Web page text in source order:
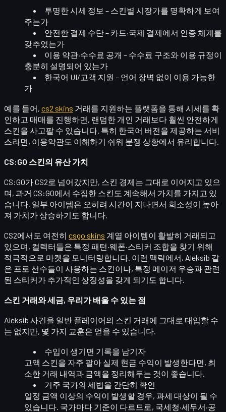
투명한 시세 정보 – 스킨별 시장가를 명확하게 보여
주는가
안전한 결제 수단– 카드·국제 결제에서 인증 체계를
갖추었는가
이용 약관·수수료 공개 – 수수료 구조와 이용 규정이
충분히 설명되어 있는가
한국어 UI/고객 지원 – 언어 장벽 없이 이용 가능한
가
예를 들어, cs2 skins 거래를 지원하는 플랫폼을 통해 시세를 확
인하고 매매를 진행하면, 랜덤한 개인 거래보다 훨씬 안전하게
스킨을 사고팔 수 있습니다. 특히 한국어 버전을 제공하는 서비
스라면, 이용약관도 이해하기 쉬워 분쟁 상황에서 유리합니다.
CS:GO 스킨의 유산 가치
CS:GO가 CS2로 넘어갔지만, 스킨 경제는 그대로 이어지고 있으
며, 과거 CS:GO에서 수집한 스킨 도 계속해서 가치를 가지고 있
습니다. 일부 아이템은 오히려 시간이 지나면서 희소성이 높아
져 가치가 상승하기도 합니다.
CS2에서도 여전히 csgo skins 계열 아이템이 활발히 거래되고
있으며, 컬렉터들은 특정 패턴·웨폰·스티커 조합을 찾기 위해
적극적으로 마켓을 모니터링합니다. 이런 맥락에서, Aleksib 같
은 프로 선수들이 사용하는 스킨이나, 특정 메이저 우승과 관련
된 스티커가 추가적인 상징성을 갖게 되기도 합니다.
스킨 거래와 세금, 우리가 배울 수 있는 점
Aleksib 사건을 일반 플레이어의 스킨 거래에 그대로 대입할 수
는 없지만, 몇 가지 교훈은 얻을 수 있습니다.
수입이 생기면 기록을 남기자
고액 스킨을 자주 팔아 실제 현금 수익이 발생한다면, 최
소한 거래 내역과 금액을 정리해두는 것이 좋습니다.
거주 국가의 세법을 간단히 확인
일정 금액 이상의 수익이 발생할 경우, 과세 대상이 될 수
있습니다. 국가마다 기준이 다르므로, 국세청·세무서·공